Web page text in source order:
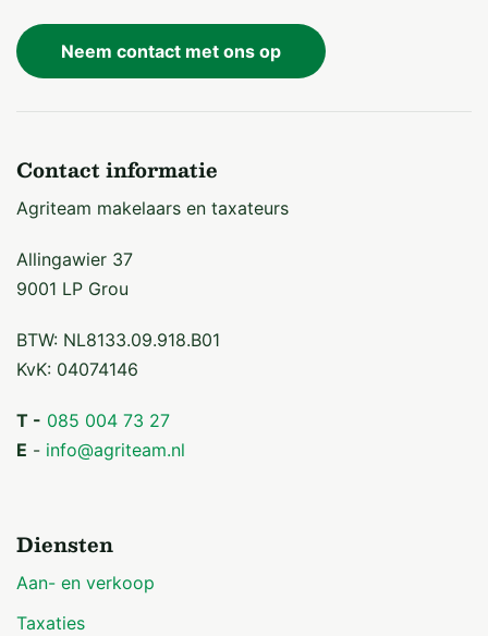
Neem contact met ons op
Contact informatie
Agriteam makelaars en taxateurs
Allingawier 37
9001 LP Grou
BTW: NL8133.09.918.B01
KvK: 04074146
T - 085 004 73 27
E - info@agriteam.nl
Diensten
Aan- en verkoop
Taxaties